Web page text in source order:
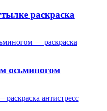
раскраска
осьминогом